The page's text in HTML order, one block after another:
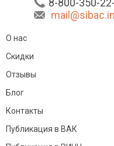
8-800-350-
О нас
Скидки
Отзывы
Блог
Контакты
Публикация в ВАК